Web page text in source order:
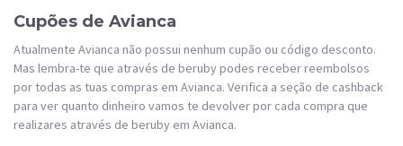
Cupões de Avianca
Atualmente Avianca não possui nenhum cupão ou código desconto.
Mas lembra-te que através de beruby podes receber reembolsos
por todas as tuas compras em Avianca. Verifica a seção de cashback
para ver quanto dinheiro vamos te devolver por cada compra que
realizares através de beruby em Avianca.